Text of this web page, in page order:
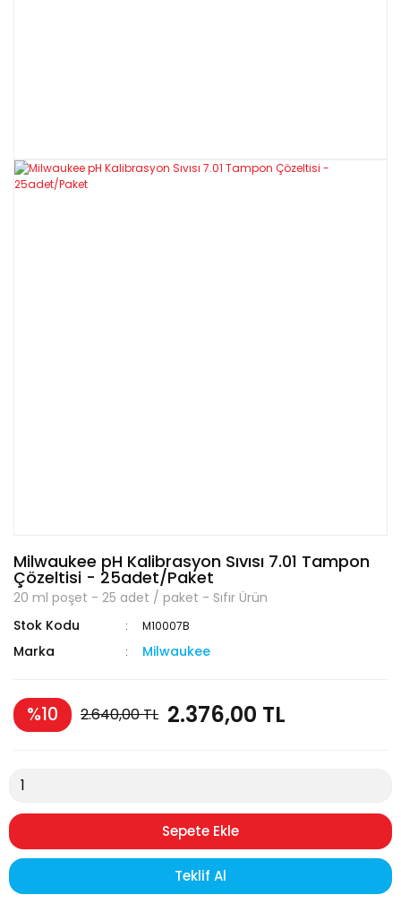
Milwaukee pH Kalibrasyon Sıvısı 7.01 Tampon
Çözeltisi - 25adet/Paket
20 ml poşet - 25 adet / paket - Sıfır Ürün
Stok Kodu
M10007B
Marka Milwaukee
%10 2.640,00 TL 2.376,00 TL
Sepete Ekle
Teklif Al